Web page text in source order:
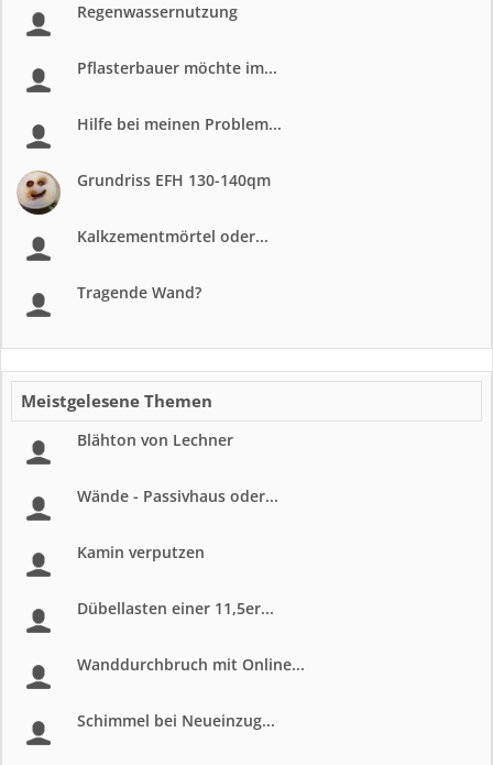
Regenwassernutzung
Pflasterbauer möchte im...
Hilfe bei meinen Problem...
Grundriss EFH 130-140qm
Kalkzementmörtel oder...
Tragende Wand?
Meistgelesene Themen
Blähton von Lechner
Wände - Passivhaus oder...
Kamin verputzen
Dübellasten einer 11,5er...
Wanddurchbruch mit Online...
Schimmel bei Neueinzug...